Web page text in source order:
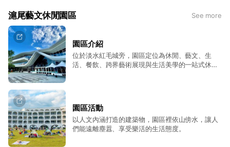
滬尾藝文休閒園區 See more
園區介紹
位於淡水紅毛城旁，園區定位為休閒、藝文、生
活、餐飲、跨界藝術展現與生活美學的一站式休閒
園區活動
以人文內涵打造的建築物，園區裡依山傍水，讓人
們能遠離塵囂、享受樂活的生活態度。